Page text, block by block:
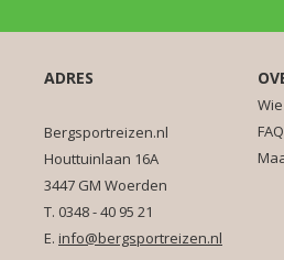
ADRES
Bergsportreizen.nl
Houttuinlaan 16A
3447 GM Woerden
T. 0348 - 40 95 21
E. info@bergsportreizen.nl
FAQ